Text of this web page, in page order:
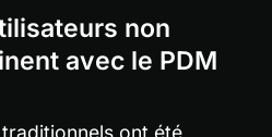
non
avec le PDM
ont été